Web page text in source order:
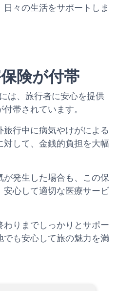
々の生活をサポートしま
険が付帯
は、旅行者に安心を提供
帯されています。
旅行中に病気やけがによる
して、金銭的負担を大幅
発生した場合も、この保
安心して適切な医療サービ
りまでしっかりとサポー
でも安心して旅の魅力を満